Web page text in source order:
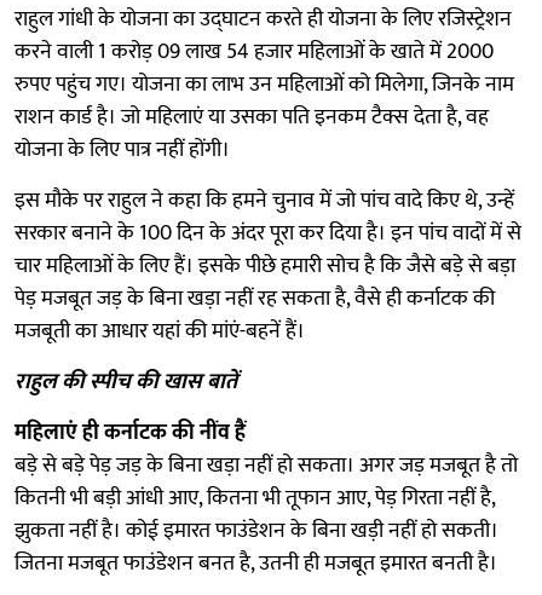
राहुल गांधी के योजना का उद्घाटन करते ही योजना के लिए रजिस्ट्रेशन
करने वाली 1 करोड़ 09 लाख 54 हजार महिलाओं के खाते में 2000
रुपए पहुंच गए। योजना का लाभ उन महिलाओं को मिलेगा, जिनके नाम
राशन कार्ड है। जो महिलाएं या उसका पति इनकम टैक्स देता है, वह
योजना के लिए पात्र नहीं होंगी।
इस मौके पर राहुल ने कहा कि हमने चुनाव में जो पांच वादे किए थे, उन्हें
सरकार बनाने के 100 दिन के अंदर पूरा कर दिया है। इन पांच वादों में से
चार महिलाओं के लिए हैं। इसके पीछे हमारी सोच है कि जैसे बड़े से बड़ा
पेड़ मजबूत जड़ के बिना खड़ा नहीं रह सकता है, वैसे ही कर्नाटक की
मजबूती का आधार यहां की मांएं-बहनें हैं।
राहुल की स्पीच की खास बातें
महिलाएं ही कर्नाटक की नींव हैं
बड़े से बड़े पेड़ जड़ के बिना खड़ा नहीं हो सकता। अगर जड़ मजबूत है तो
कितनी भी बड़ी आंधी आए, कितना भी तूफान आए, पेड़ गिरता नहीं है,
झुकता नहीं है। कोई इमारत फाउंडेशन के बिना खड़ी नहीं हो सकती।
जितना मजबूत फाउंडेशन बनत है, उतनी ही मजबूत इमारत बनती है।